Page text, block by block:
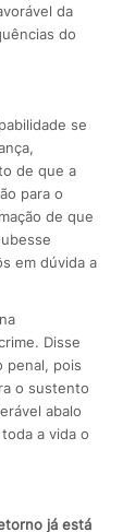
da
do
se
de que a
para o
de que
em dúvida a
Disse
penal, pois
o sustento
abalo
a vida o
já está